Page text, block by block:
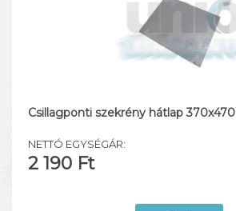
Csillagponti szekrény hátlap 370x470
NETTÓ EGYSÉGÁR:
2 190 Ft